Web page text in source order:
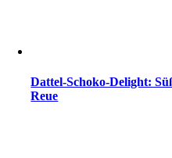
Dattel-Schoko-Delight:
Reue